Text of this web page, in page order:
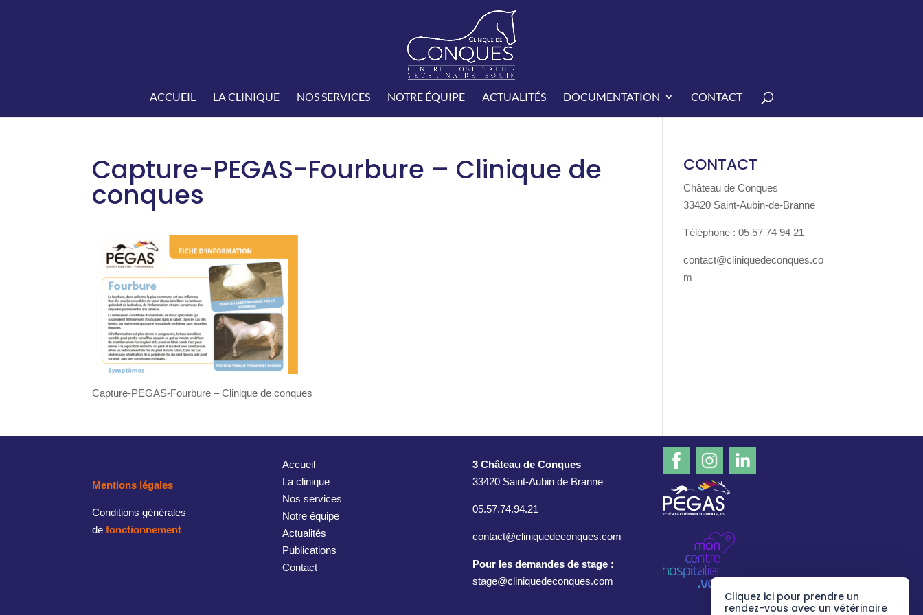
ACCUEIL LA CLINIQUE NOS SERVICES NOTRE ÉQUIPE ACTUALITÉS DOCUMENTATION CONTACT
Capture-PEGAS-Fourbure – Clinique de
conques
Capture-PEGAS-Fourbure – Clinique de conques
CONTACT
Château de Conques
33420 Saint-Aubin-de-Branne
Téléphone : 05 57 74 94 21
contact@cliniquedeconques.co
m
Mentions légales
Conditions générales
defonctionnement
Accueil
La clinique
Nos services
Notre équipe
Actualités
Publications
Contact
3 Château de Conques
33420 Saint-Aubin de Branne
05.57.74.94.21
contact@cliniquedeconques.com
Pour les demandes de stage :
stage@cliniquedeconques.com
Cliquez ici pour prendre un
rendez-vous avec un vétérinaire